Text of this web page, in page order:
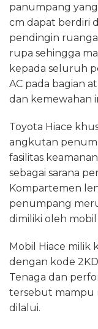
panumpang
cm dapat berdiri
pendingin
rupa sehingga
kepada seluruh
AC pada bagian
dan kemewahan
Toyota Hiace
angkutan
fasilitas
sebagai sarana
Kompartemen
penumpang
dimiliki oleh
Mobil Hiace milik
dengan kode
Tenaga dan
tersebut mampu
dilalui.